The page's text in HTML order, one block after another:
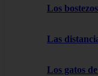
Los
Las
Los gatos